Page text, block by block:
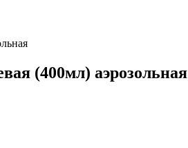
(400мл) аэрозольная